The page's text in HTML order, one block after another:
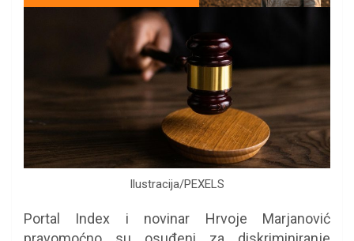
Ilustracija/PEXELS
Portal Index i novinar Hrvoje Marjanović